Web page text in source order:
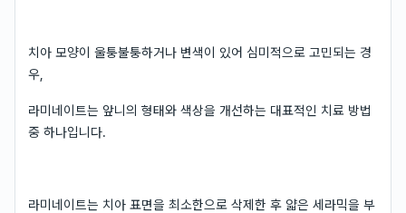
치아 모양이 울퉁불퉁하거나 변색이 있어 심미적으로 고민되는 경
우,
라미네이트는 앞니의 형태와 색상을 개선하는 대표적인 치료 방법
중 하나입니다.
라미네이트는 치아 표면을 최소한으로 삭제한 후 얇은 세라믹을 부